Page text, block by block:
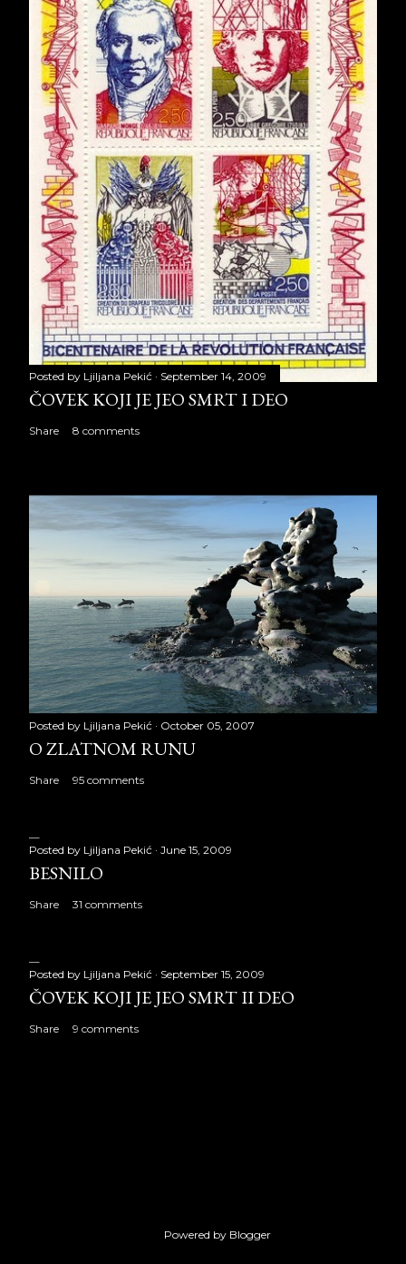
Posted by Ljiljana Pekić September 14, 2009
ČOVEK KOJI JE JEO SMRT I DEO
Share 8 comments
Posted by Ljiljana Pekić October 05, 2007
O ZLATNOM RUNU
Share 95 comments
Posted by Ljiljana Pekić June 15, 2009
BESNILO
Share 31 comments
Posted by Ljiljana Pekić September 15, 2009
ČOVEK KOJI JE JEO SMRT II DEO
Share 9 comments
Powered by Blogger